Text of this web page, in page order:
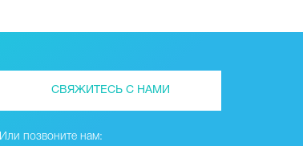
СВЯЖИТЕСЬ С НАМИ
Или позвоните нам: